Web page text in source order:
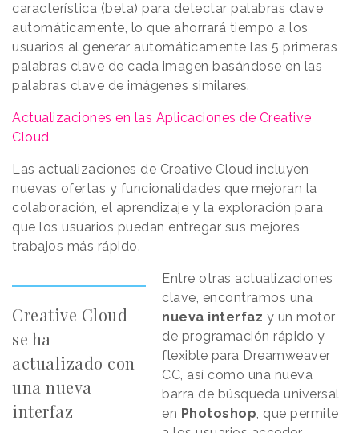
característica (beta) para detectar palabras clave
automáticamente, lo que ahorrará tiempo a los
usuarios al generar automáticamente las 5 primeras
palabras clave de cada imagen basándose en las
palabras clave de imágenes similares.
Actualizaciones en las Aplicaciones de Creative
Cloud
Las actualizaciones de Creative Cloud incluyen
nuevas ofertas y funcionalidades que mejoran la
colaboración, el aprendizaje y la exploración para
que los usuarios puedan entregar sus mejores
trabajos más rápido.
Creative Cloud
se ha
actualizado con
una nueva
interfaz
Entre otras actualizaciones
clave, encontramos una
nueva interfaz y un motor
de programación rápido y
flexible para Dreamweaver
CC, así como una nueva
barra de búsqueda universal
en Photoshop, que permite